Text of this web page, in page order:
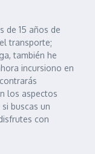
de 15 años de
transporte;
también he
incursiono en
los aspectos
buscas un
con